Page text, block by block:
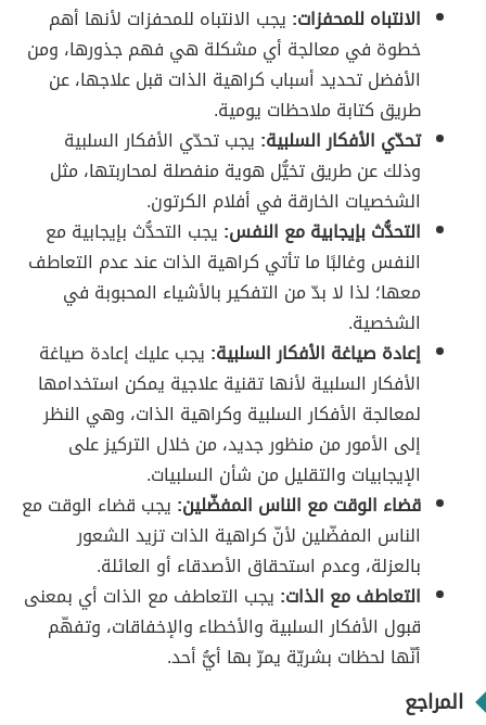
الانتباه للمحفزات: يجب الانتباه للمحفزات لأنها أهم
خطوة في معالجة أي مشكلة هي فهم جذورها، ومن
الأفضل تحديد أسباب كراهية الذات قبل علاجها، عن
طريق كتابة ملاحظات يومية.
تحدّي الأفكار السلبية: يجب تحدّي الأفكار السلبية
وذلك عن طريق تخيُّل هوية منفصلة لمحاربتها، مثل
الشخصيات الخارقة في أفلام الكرتون.
التحدُّث بإيجابية مع النفس: يجب التحدُّث بإيجابية مع
النفس وغالبًا ما تأتي كراهية الذات عند عدم التعاطف
معها؛ لذا لا بدّ من التفكير بالأشياء المحبوبة في
الشخصية.
إعادة صياغة الأفكار السلبية: يجب عليك إعادة صياغة
الأفكار السلبية لأنها تقنية علاجية يمكن استخدامها
لمعالجة الأفكار السلبية وكراهية الذات، وهي النظر
إلى الأمور من منظور جديد، من خلال التركيز على
الإيجابيات والتقليل من شأن السلبيات.
قضاء الوقت مع الناس المفضّلين: يجب قضاء الوقت مع
الناس المفضّلين لأنّ كراهية الذات تزيد الشعور
بالعزلة، وعدم استحقاق الأصدقاء أو العائلة.
التعاطف مع الذات: يجب التعاطف مع الذات أي بمعنى
قبول الأفكار السلبية والأخطاء والإخفاقات، وتفهّم
أنّها لحظات بشريّة يمرّ بها أيُّ أحد.
المراجع